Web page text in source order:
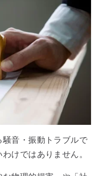
音・振動トラブルで
けではありません。